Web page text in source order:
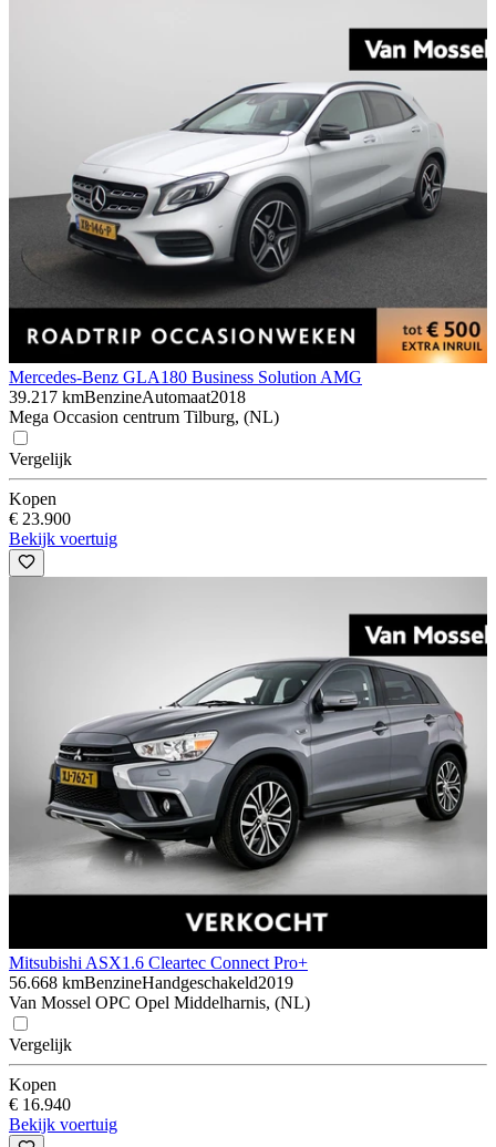
Mercedes-Benz GLA180 Business Solution AMG
39.217 kmBenzineAutomaat2018
Mega Occasion centrum Tilburg, (NL)
Vergelijk
Kopen
€ 23.900
Bekijk voertuig
Mitsubishi ASX1.6 Cleartec Connect Pro+
56.668 kmBenzineHandgeschakeld2019
Van Mossel OPC Opel Middelharnis, (NL)
Vergelijk
Kopen
€ 16.940
Bekijk voertuig